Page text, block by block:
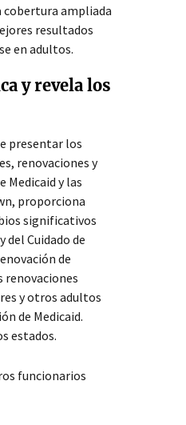
cobertura ampliada
resultados
en adultos.
y revela los
presentar los
renovaciones y
Medicaid y las
proporciona
significativos
Cuidado de
de
renovaciones
y otros adultos
de Medicaid.
estados.
funcionarios